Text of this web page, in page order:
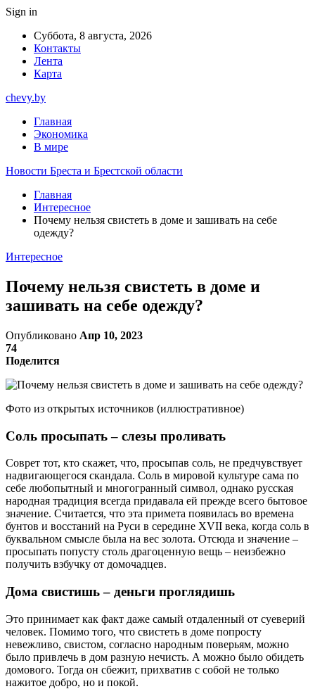
Sign in
Суббота, 8 августа, 2026
Контакты
Лента
Карта
chevy.by
Главная
Экономика
В мире
Новости Бреста и Брестской области
Главная
Интересное
Почему нельзя свистеть в доме и зашивать на себе
одежду?
Интересное
Почему нельзя свистеть в доме и
зашивать на себе одежду?
Опубликовано Апр 10, 2023
74
Поделится
Фото из открытых источников (иллюстративное)
Соль просыпать – слезы проливать
Соврет тот, кто скажет, что, просыпав соль, не предчувствует
надвигающегося скандала. Соль в мировой культуре сама по
себе любопытный и многогранный символ, однако русская
народная традиция всегда придавала ей прежде всего бытовое
значение. Считается, что эта примета появилась во времена
бунтов и восстаний на Руси в середине XVII века, когда соль в
буквальном смысле была на вес золота. Отсюда и значение –
просыпать попусту столь драгоценную вещь – неизбежно
получить взбучку от домочадцев.
Дома свистишь – деньги проглядишь
Это принимает как факт даже самый отдаленный от суеверий
человек. Помимо того, что свистеть в доме попросту
невежливо, свистом, согласно народным поверьям, можно
было привлечь в дом разную нечисть. А можно было обидеть
домового. Тогда он сбежит, прихватив с собой не только
нажитое добро, но и покой.